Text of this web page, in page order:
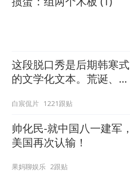
这段脱口秀是后期韩寒式
的文学化文本。荒诞、激
白宸侃片 1221跟贴
帅化民-就中国八一建军，
美国再次认输！
果妈聊娱乐 2跟贴